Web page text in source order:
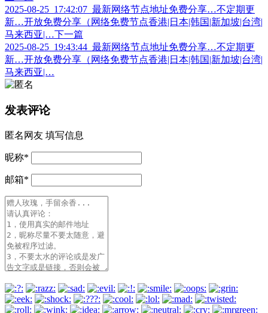
2025-08-25_17:42:07_最新网络节点地址免费分享…不定期更
新…开放免费分享（网络免费节点香港|日本|韩国|新加坡|台湾|
马来西亚|… 下一篇
2025-08-25_19:43:44_最新网络节点地址免费分享…不定期更
新…开放免费分享（网络免费节点香港|日本|韩国|新加坡|台湾|
马来西亚|…
发表评论
匿名网友 填写信息
昵称*
邮箱*